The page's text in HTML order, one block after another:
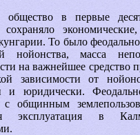
общество в первые
сохраняло
То было
нойонства, масса
на важнейшее средство
зависимости от
и юридически.
с общинным
эксплуатация в